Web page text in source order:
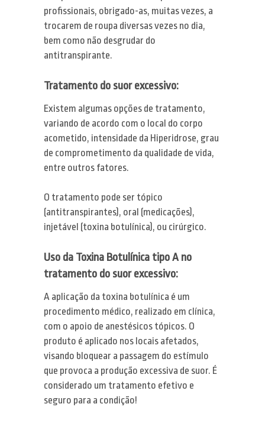
profissionais, obrigado-as, muitas vezes, a
trocarem de roupa diversas vezes no dia,
bem como não desgrudar do
antitranspirante.
Tratamento do suor excessivo:
Existem algumas opções de tratamento,
variando de acordo com o local do corpo
acometido, intensidade da Hiperidrose, grau
de comprometimento da qualidade de vida,
entre outros fatores.
O tratamento pode ser tópico
(antitranspirantes), oral (medicações),
injetável (toxina botulínica), ou cirúrgico.
Uso da Toxina Botulínica tipo A no
tratamento do suor excessivo:
A aplicação da toxina botulínica é um
procedimento médico, realizado em clínica,
com o apoio de anestésicos tópicos. O
produto é aplicado nos locais afetados,
visando bloquear a passagem do estímulo
que provoca a produção excessiva de suor. É
considerado um tratamento efetivo e
seguro para a condição!